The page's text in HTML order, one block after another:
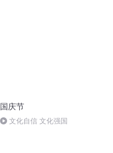
国庆节
文化自信 文化强国